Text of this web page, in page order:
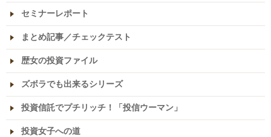
セミナーレポート
まとめ記事／チェックテスト
歴女の投資ファイル
ズボラでも出来るシリーズ
投資信託でプチリッチ！「投信ウーマン」
投資女子への道